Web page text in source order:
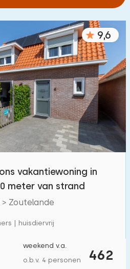
9,6
vakantiewoning in
meter van strand
Zoutelande
| huisdiervrij
462
weekend v.a.
o.b.v. 4 personen